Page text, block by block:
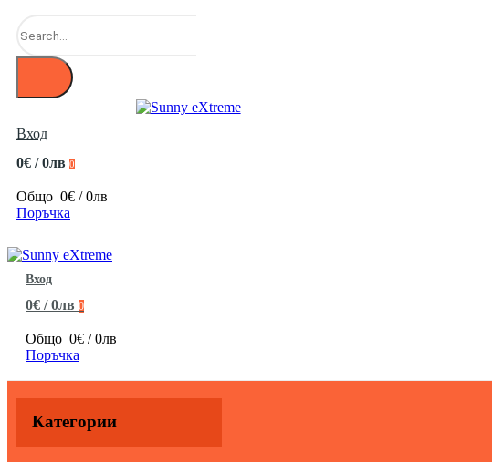
Вход
0€ / 0лв 0
Общо 0€ / 0лв
Поръчка
Вход
0€ / 0лв 0
Общо 0€ / 0лв
Поръчка
Категории